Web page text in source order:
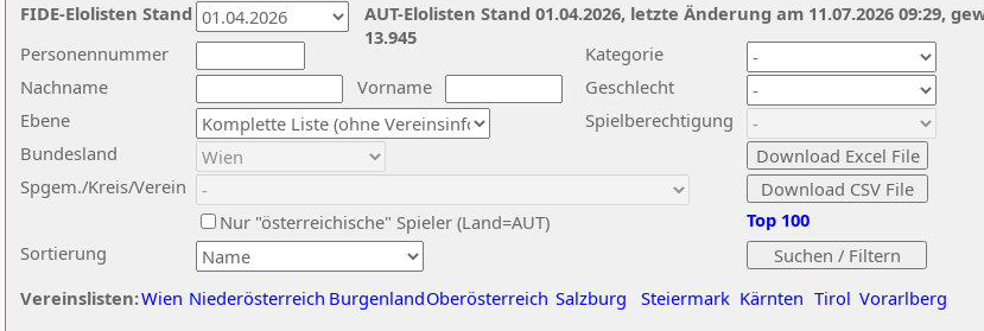
Nachname
Vorname
Ebene
Kategorie
Sortierung
Personennummer
Bundesland
Spgem./Kreis/Verein
Geschlecht
Nur "österreichische" Spieler (Land=AUT)
Spielberechtigung
Vereinslisten:Wien Niederösterreich BurgenlandOberösterreich Salzburg Steiermark Kärnten Tirol Vorarlberg
Top 100
AUT-Elolisten Stand 01.04.2026, letzte Änderung am 11.07.2026 09:29,
13.945
FIDE-Elolisten Stand